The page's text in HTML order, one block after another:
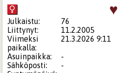
♥
Julkaistu:
76
Liittynyt:
11.2.2005
Viimeksi
paikalla:
21.3.2026 9:11
Asuinpaikka:
-
Sähköposti:
-